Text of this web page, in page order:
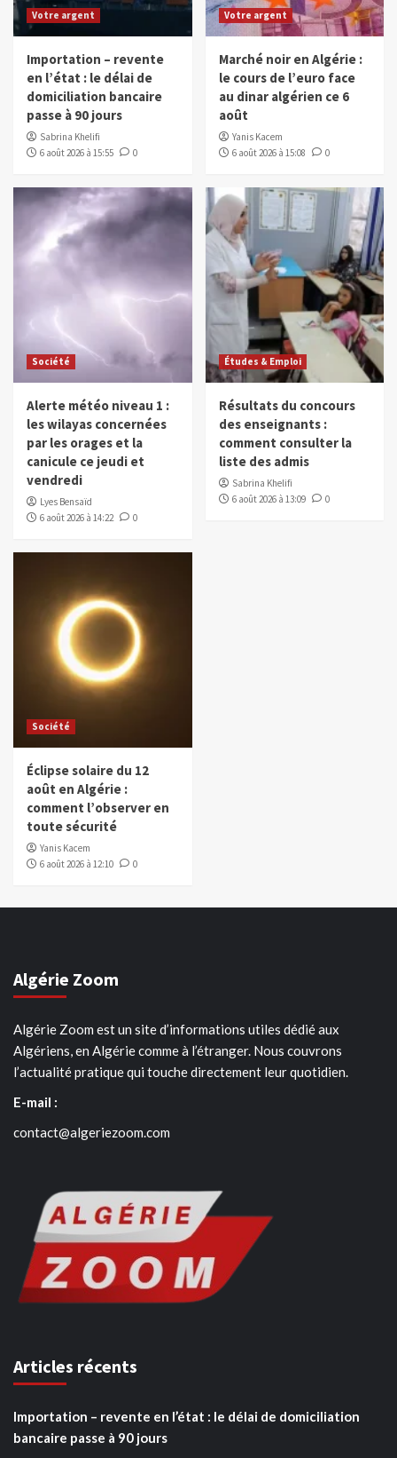
Votre argent
Importation – revente
en l’état : le délai de
domiciliation bancaire
passe à 90 jours
Sabrina Khelifi
6 août 2026 à 15:55
0
Votre argent
Marché noir en Algérie :
le cours de l’euro face
au dinar algérien ce 6
août
Yanis Kacem
6 août 2026 à 15:08
0
Société
Alerte météo niveau 1 :
les wilayas concernées
par les orages et la
canicule ce jeudi et
vendredi
Lyes Bensaïd
6 août 2026 à 14:22
0
Études & Emploi
Résultats du concours
des enseignants :
comment consulter la
liste des admis
Sabrina Khelifi
6 août 2026 à 13:09
0
Société
Éclipse solaire du 12
août en Algérie :
comment l’observer en
toute sécurité
Yanis Kacem
6 août 2026 à 12:10
0
Algérie Zoom
Algérie Zoom est un site d’informations utiles dédié aux
Algériens, en Algérie comme à l’étranger. Nous couvrons
l’actualité pratique qui touche directement leur quotidien.
E-mail :
contact@algeriezoom.com
Articles récents
Importation – revente en l’état : le délai de domiciliation
bancaire passe à 90 jours